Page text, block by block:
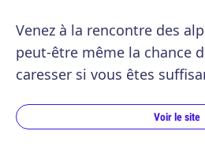
Venez à la rencontre des
peut-être même la chance
caresser si vous êtes
Voir le site